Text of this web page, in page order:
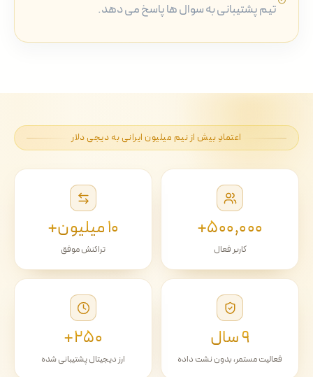
تیم پشتیبانی به سوال ها پاسخ می دهد.
اعتمادِ بیش از نیم میلیون ایرانی به دیجی دلار
۵۰۰٬۰۰۰+
کاربر فعال
۱۰ میلیون+
تراکنش موفق
۹ سال
فعالیت مستمر، بدون نشت داده
۲۵۰+
ارز دیجیتال پشتیبانی شده